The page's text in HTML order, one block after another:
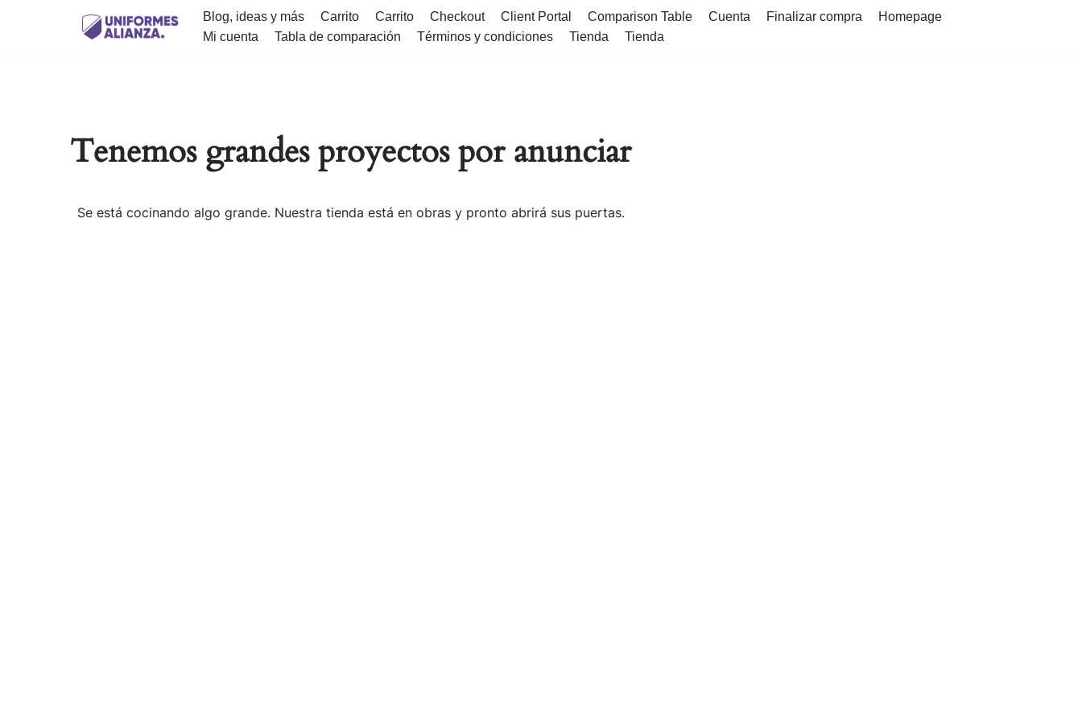
Blog, ideas y más Carrito Carrito Checkout Client Portal Comparison Table Cuenta Finalizar compra
Homepage
Mi cuenta
Tabla de comparación Términos y condiciones Tienda Tienda
Tenemos grandes proyectos por anunciar
Se está cocinando algo grande. Nuestra tienda está en obras y pronto abrirá sus puertas.